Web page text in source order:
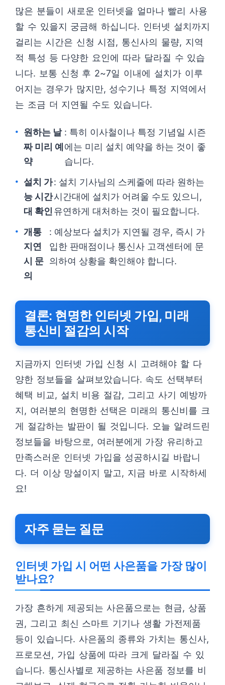
많은 분들이 새로운 인터넷을 얼마나 빨리 사용
할 수 있을지 궁금해 하십니다. 인터넷 설치까지
걸리는 시간은 신청 시점, 통신사의 물량, 지역
적 특성 등 다양한 요인에 따라 달라질 수 있습
니다. 보통 신청 후 2~7일 이내에 설치가 이루
어지는 경우가 많지만, 성수기나 특정 지역에서
는 조금 더 지연될 수도 있습니다.
원하는 날
짜 미리 예
약
: 특히 이사철이나 특정 기념일 시즌
에는 미리 설치 예약을 하는 것이 좋
습니다.
설치 가
능 시간
대 확인
: 설치 기사님의 스케줄에 따라 원하는
시간대에 설치가 어려울 수도 있으니,
유연하게 대처하는 것이 필요합니다.
개통
지연
시 문
의
: 예상보다 설치가 지연될 경우, 즉시 가
입한 판매점이나 통신사 고객센터에 문
의하여 상황을 확인해야 합니다.
결론: 현명한 인터넷 가입, 미래
통신비 절감의 시작
지금까지 인터넷 가입 신청 시 고려해야 할 다
양한 정보들을 살펴보았습니다. 속도 선택부터
혜택 비교, 설치 비용 절감, 그리고 사기 예방까
지, 여러분의 현명한 선택은 미래의 통신비를 크
게 절감하는 발판이 될 것입니다. 오늘 알려드린
정보들을 바탕으로, 여러분에게 가장 유리하고
만족스러운 인터넷 가입을 성공하시길 바랍니
다. 더 이상 망설이지 말고, 지금 바로 시작하세
요!
자주 묻는 질문
인터넷 가입 시 어떤 사은품을 가장 많이
받나요?
가장 흔하게 제공되는 사은품으로는 현금, 상품
권, 그리고 최신 스마트 기기나 생활 가전제품
등이 있습니다. 사은품의 종류와 가치는 통신사,
프로모션, 가입 상품에 따라 크게 달라질 수 있
습니다. 통신사별로 제공하는 사은품 정보를 비